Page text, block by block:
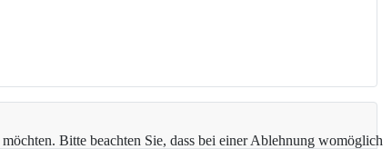
Bitte beachten Sie, dass bei einer Ablehnung womöglich